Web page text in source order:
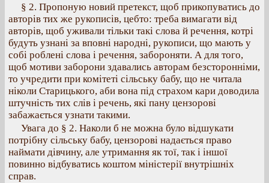
§ 2. Пропоную новий претекст, щоб прикопуватись до
авторів тих же рукописів, цебто: треба вимагати від
авторів, щоб уживали тільки такі слова й речення, котрі
будуть узнані за вповні народні, рукописи, що мають у
собі роблені слова і речення, забороняти. А для того,
щоб мотиви заборони здавались авторам безсторонніми,
то учредити при комітеті сільську бабу, що не читала
ніколи Старицького, аби вона під страхом кари доводила
штучність тих слів і речень, які пану цензорові
забажається узнати такими.
Увага до § 2. Наколи б не можна було відшукати
потрібну сільську бабу, цензорові надається право
наймати дівчину, але утримання як тої, так і іншої
повинно відбуватись коштом міністерії внутрішніх
справ.